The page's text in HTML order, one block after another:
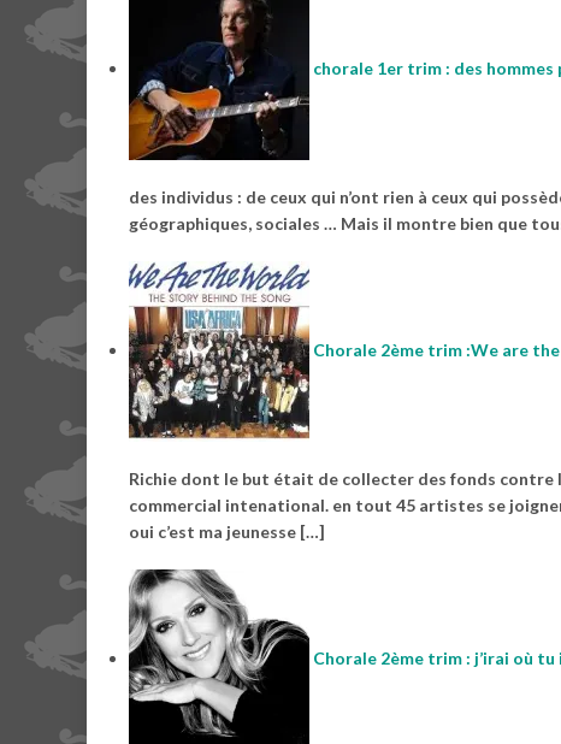
chorale 1er trim : des hommes
des individus : de ceux qui n’ont rien à ceux qui
géographiques, sociales … Mais il montre bien que
Chorale 2ème trim :We are
Richie dont le but était de collecter des fonds contre
commercial intenational. en tout 45 artistes se
oui c’est ma jeunesse […]
Chorale 2ème trim : j’irai où